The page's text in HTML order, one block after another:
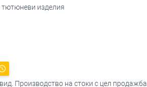
тютюневи изделия
Производство на стоки с цел продажба.